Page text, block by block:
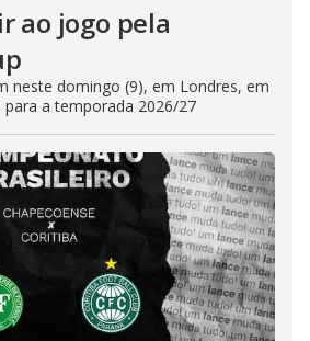
ao jogo pela
neste domingo (9), em Londres, em
para a temporada 2026/27